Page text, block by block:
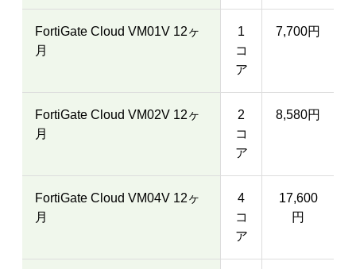
FortiGate Cloud VM01V 12ヶ
月
1
コ
ア
7,700円
FortiGate Cloud VM02V 12ヶ
月
2
コ
ア
8,580円
FortiGate Cloud VM04V 12ヶ
月
4
コ
ア
17,600
円